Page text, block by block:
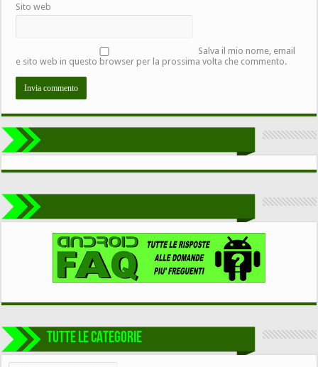
Sito web
Salva il mio nome, email
e sito web in questo browser per la prossima volta che commento.
TUTTE LE CATEGORIE